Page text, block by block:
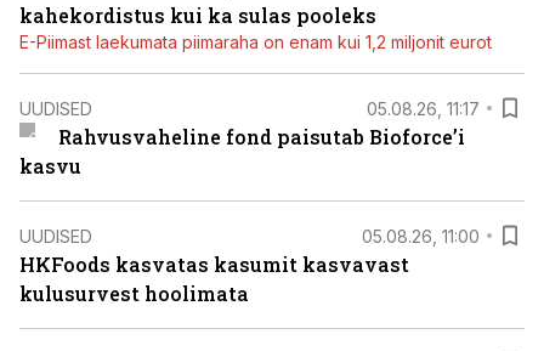
kahekordistus kui ka sulas pooleks
E-Piimast laekumata piimaraha on enam kui 1,2 miljonit eurot
UUDISED 05.08.26, 11:17
Rahvusvaheline fond paisutab Bioforce’i
kasvu
UUDISED 05.08.26, 11:00
HKFoods kasvatas kasumit kasvavast
kulusurvest hoolimata